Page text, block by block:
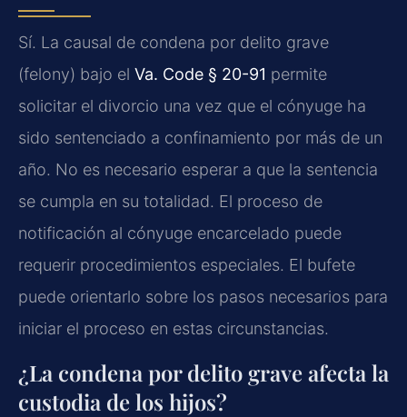
Sí. La causal de condena por delito grave
(felony) bajo el Va. Code § 20-91 permite
solicitar el divorcio una vez que el cónyuge ha
sido sentenciado a confinamiento por más de un
año. No es necesario esperar a que la sentencia
se cumpla en su totalidad. El proceso de
notificación al cónyuge encarcelado puede
requerir procedimientos especiales. El bufete
puede orientarlo sobre los pasos necesarios para
iniciar el proceso en estas circunstancias.
¿La condena por delito grave afecta la
custodia de los hijos?